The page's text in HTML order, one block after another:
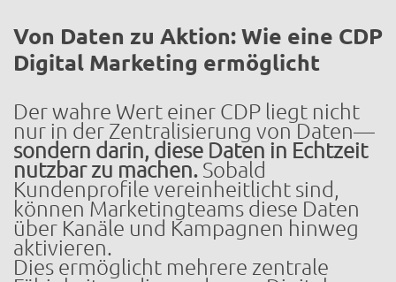
Von Daten zu Aktion: Wie eine CDP
Digital Marketing ermöglicht
Der wahre Wert einer CDP liegt nicht
nur in der Zentralisierung von Daten—
sondern darin, diese Daten in Echtzeit
nutzbar zu machen. Sobald
Kundenprofile vereinheitlicht sind,
können Marketingteams diese Daten
über Kanäle und Kampagnen hinweg
aktivieren.
Dies ermöglicht mehrere zentrale